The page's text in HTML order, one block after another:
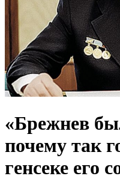
«Брежнев
почему так
генсеке его